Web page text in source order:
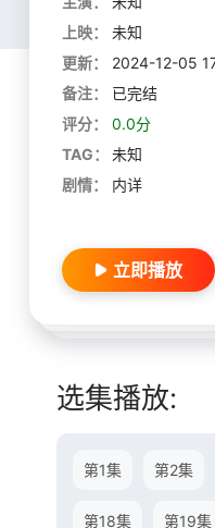
上映：
未知
更新：
2024-12-05
备注：
已完结
评分：
0.0分
TAG：
未知
剧情：
内详
立即播放
选集播放:
第1集 第2集
第18集 第19集